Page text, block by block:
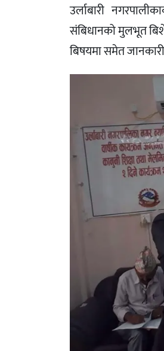
उर्लाबारी
संबिधानको मुलभूत
बिषयमा समेत